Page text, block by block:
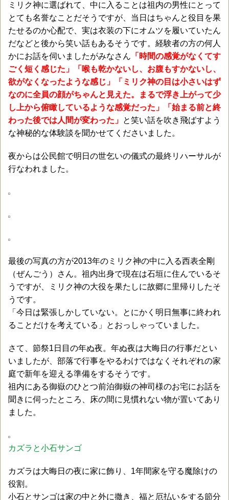
ミリク神に選ばれて、中に入ることは祖内の男性にとって
とても名誉なことだそうですが、当日はちゃんと役目を果
たせるのか心配で、実は衣装の下にオムツを履いていたん
だなどと後から笑い話もあるそうです。経験者の方の何人
かにお話を伺いましたがみなさん 「時間の感覚がなくてす
ごく短く感じた」「喉も乾かないし、お腹もすかないし、
欲がなくなったような感じ」「ミリク神の目は小さいはず
なのに全員の顔がちゃんと見えた。まるで浮き上がって少
し上から俯瞰しているような感覚だった」「始まる前と終
わった後では人間が変わった」 と笑い話を吹き飛ばすよう
な神秘的な体験談を聞かせてくださいました。
夜からは公民館で明日の世乞いの儀式の最終リハーサルが
行なわれました。
最後の写真の方が2013年のミリク神の中に入る西表全剛
（ぜんごう）さん。祖内出身で現在は石垣に住んでいるそ
うですが、ミリク神の大役を果たしに故郷に里帰りしたそ
うです。
「今日は緊張しかしていない。とにかく明日無事に終われ
ることだけを考えている」とおっしゃっていました。
さて、節祭1日目の年ぬ夜。年ぬ夜は大晦日の行事だとい
いましたが、部落で行事をやるわけではなくそれぞれの家
庭で新年を迎える準備をするそうです。
祖内にある御嶽のひとつ前泊御嶽の神司様のお宅にお話を
聞きに伺ったところ、床の間に見慣れない物が置いてあり
ました。
カズラと小石サンゴ
カズラは大晦日の夜に家に飾り、1年間家を守る魔除けの
役割。
小石とサンゴは家の中と外に撒き、福と厄払いをする節分